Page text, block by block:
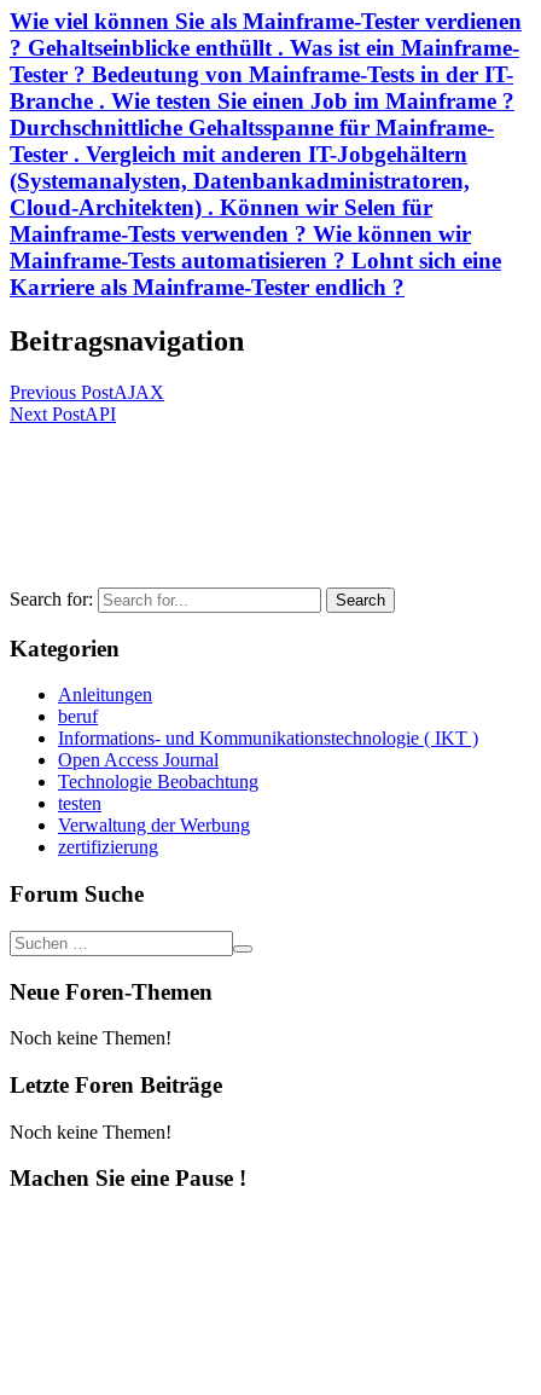
Wie viel können Sie als Mainframe-Tester verdienen
? Gehaltseinblicke enthüllt . Was ist ein Mainframe-
Tester ? Bedeutung von Mainframe-Tests in der IT-
Branche . Wie testen Sie einen Job im Mainframe ?
Durchschnittliche Gehaltsspanne für Mainframe-
Tester . Vergleich mit anderen IT-Jobgehältern
(Systemanalysten, Datenbankadministratoren,
Cloud-Architekten) . Können wir Selen für
Mainframe-Tests verwenden ? Wie können wir
Mainframe-Tests automatisieren ? Lohnt sich eine
Karriere als Mainframe-Tester endlich ?
Beitragsnavigation
Previous PostAJAX
Next PostAPI
Search for:
Kategorien
Anleitungen
beruf
Informations- und Kommunikationstechnologie ( IKT )
Open Access Journal
Technologie Beobachtung
testen
Verwaltung der Werbung
zertifizierung
Forum Suche
Neue Foren-Themen
Noch keine Themen!
Letzte Foren Beiträge
Noch keine Themen!
Machen Sie eine Pause !